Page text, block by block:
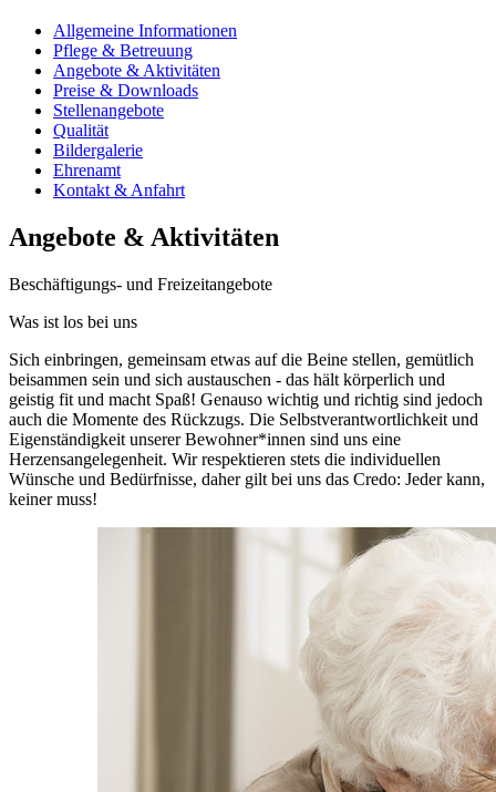
Allgemeine Informationen
Pflege & Betreuung
Angebote & Aktivitäten
Preise & Downloads
Stellenangebote
Qualität
Bildergalerie
Ehrenamt
Kontakt & Anfahrt
Angebote & Aktivitäten
Beschäftigungs- und Freizeitangebote
Was ist los bei uns
Sich einbringen, gemeinsam etwas auf die Beine stellen, gemütlich
beisammen sein und sich austauschen - das hält körperlich und
geistig fit und macht Spaß! Genauso wichtig und richtig sind jedoch
auch die Momente des Rückzugs. Die Selbstverantwortlichkeit und
Eigenständigkeit unserer Bewohner*innen sind uns eine
Herzensangelegenheit. Wir respektieren stets die individuellen
Wünsche und Bedürfnisse, daher gilt bei uns das Credo: Jeder kann,
keiner muss!